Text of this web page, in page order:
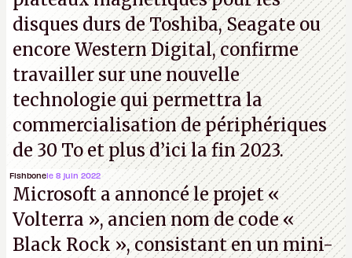
disques durs de Toshiba, Seagate ou
encore Western Digital, confirme
travailler sur une nouvelle
technologie qui permettra la
commercialisation de périphériques
de 30 To et plus d’ici la fin 2023.
Fishbonele 8 juin 2022
Microsoft a annoncé le projet «
Volterra », ancien nom de code «
Black Rock », consistant en un mini-